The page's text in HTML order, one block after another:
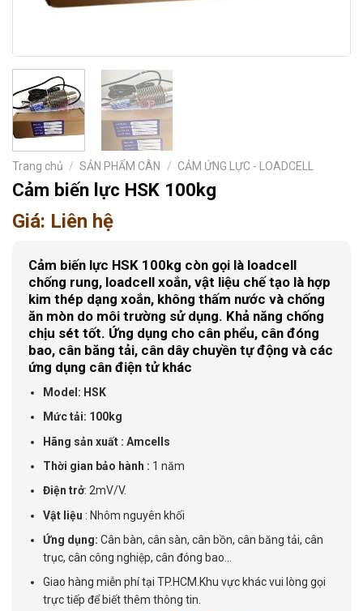
Trang chủ / SẢN PHẨM CÂN / CẢM ỨNG LỰC - LOADCELL
Cảm biến lực HSK 100kg
Giá: Liên hệ
Cảm biến lực HSK 100kg còn gọi là loadcell
chống rung, loadcell xoắn, vật liệu chế tạo là hợp
kim thép dạng xoắn, không thấm nước và chống
ăn mòn do môi trường sử dụng. Khả năng chống
chịu sét tốt. Ứng dụng cho cân phểu, cân đóng
bao, cân băng tải, cân dây chuyền tự động và các
ứng dụng cân điện tử khác
Model: HSK
Mức tải: 100kg
Hãng sản xuất : Amcells
Thời gian bảo hành : 1 năm
Điện trở: 2mV/V.
Vật liệu : Nhôm nguyên khối
Ứng dụng:Cân bàn, cân sàn, cân bồn, cân băng tải, cân
trục, cân công nghiệp, cân đóng bao…
Giao hàng miễn phí tại TP.HCM.Khu vực khác vui lòng gọi
trực tiếp để biết thêm thông tin.